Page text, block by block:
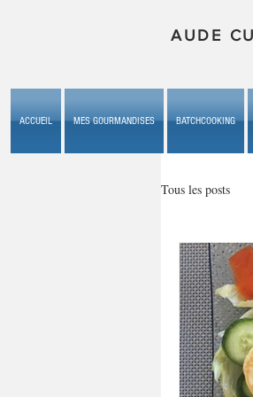
AUDE
ACCUEIL MES GOURMANDISES BATCHCOOKING
Tous les posts
Mes
Mes